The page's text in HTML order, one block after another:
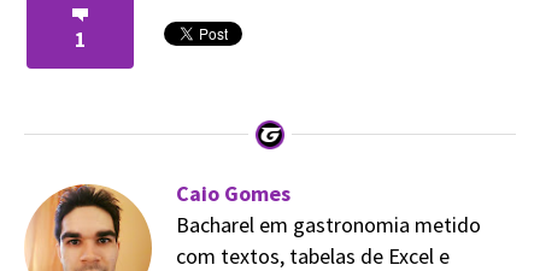
1
Caio Gomes
Bacharel em gastronomia metido
com textos, tabelas de Excel e